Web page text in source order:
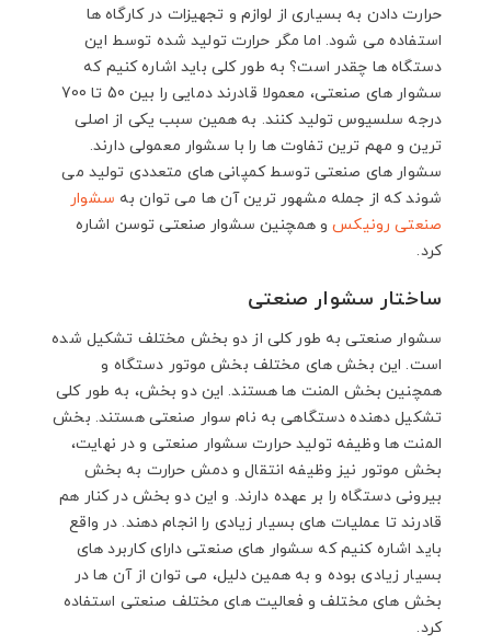
حرارت دادن به بسیاری از لوازم و تجهیزات در کارگاه ها
استفاده می شود. اما مگر حرارت تولید شده توسط این
دستگاه ها چقدر است؟ به طور کلی باید اشاره کنیم که
سشوار های صنعتی، معمولا قادرند دمایی را بین 50 تا 700
درجه سلسیوس تولید کنند. به همین سبب یکی از اصلی
ترین و مهم ترین تفاوت ها را با سشوار معمولی دارند.
سشوار های صنعتی توسط کمپانی های متعددی تولید می
شوند که از جمله مشهور ترین آن ها می توان به سشوار
صنعتی رونیکسو همچنین سشوار صنعتی توسن اشاره
کرد.
ساختار سشوار صنعتی
سشوار صنعتی به طور کلی از دو بخش مختلف تشکیل شده
است. این بخش های مختلف بخش موتور دستگاه و
همچنین بخش المنت ها هستند. این دو بخش، به طور کلی
تشکیل دهنده دستگاهی به نام سوار صنعتی هستند. بخش
المنت ها وظیفه تولید حرارت سشوار صنعتی و در نهایت،
بخش موتور نیز وظیفه انتقال و دمش حرارت به بخش
بیرونی دستگاه را بر عهده دارند. و این دو بخش در کنار هم
قادرند تا عملیات های بسیار زیادی را انجام دهند. در واقع
باید اشاره کنیم که سشوار های صنعتی دارای کاربرد های
بسیار زیادی بوده و به همین دلیل، می توان از آن ها در
بخش های مختلف و فعالیت های مختلف صنعتی استفاده
کرد.